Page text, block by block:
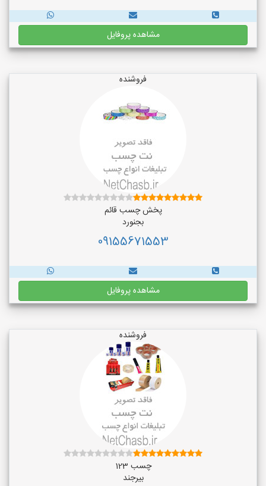
مشاهده پروفایل
فروشنده
پخش چسب قائم
بجنورد
09155671553
مشاهده پروفایل
فروشنده
چسب 123
بیرجند